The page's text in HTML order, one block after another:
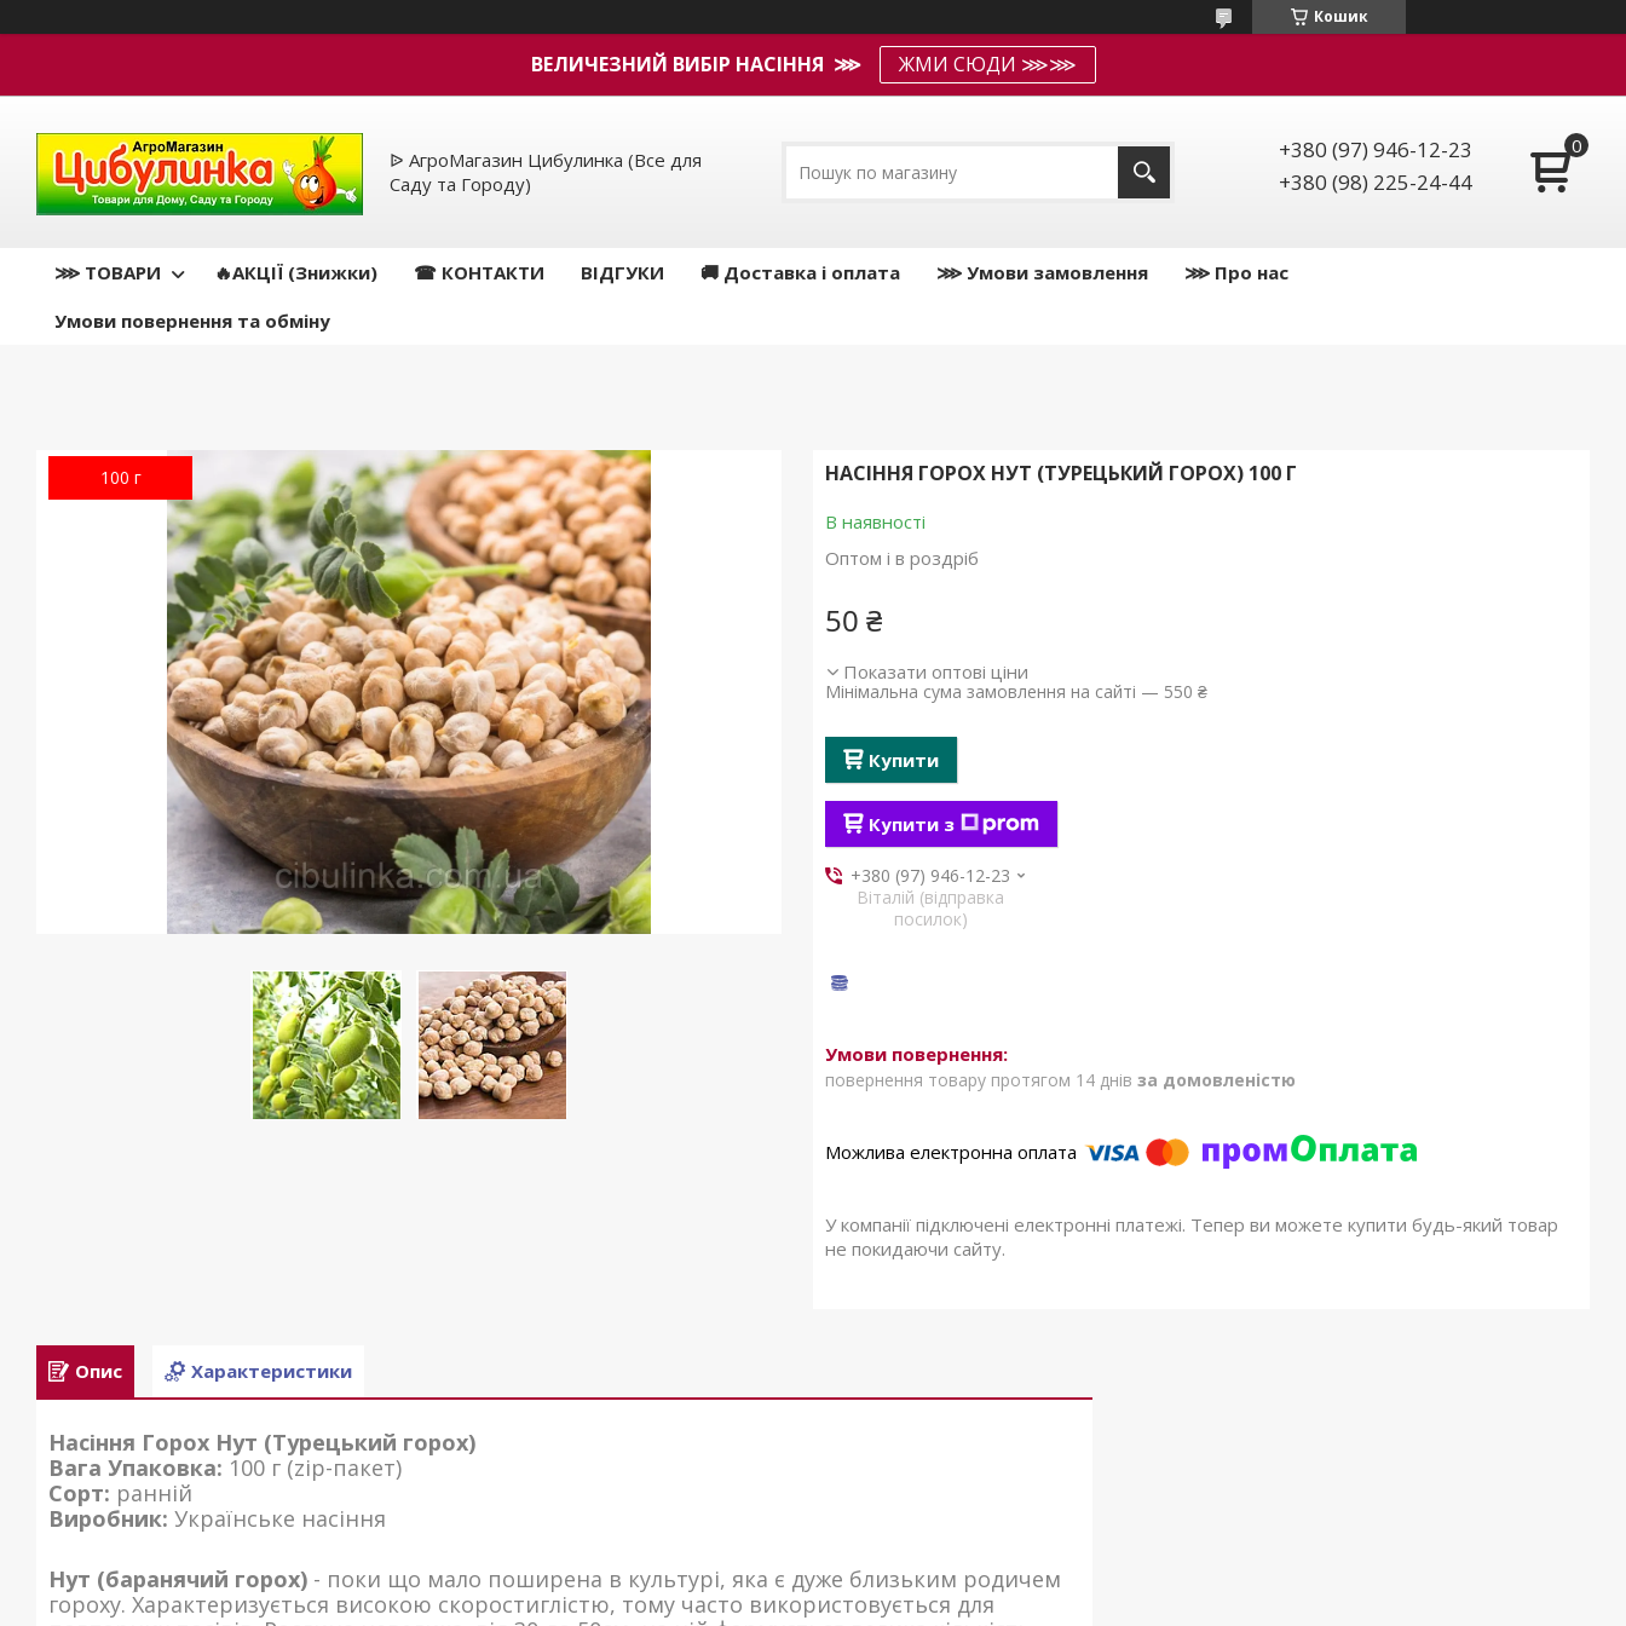
Кошик
ВЕЛИЧЕЗНИЙ ВИБІР НАСІННЯ ⋙ ЖМИ СЮДИ ⋙⋙
ᐉ АгроМагазин Цибулинка (Все для
Саду та Городу)
+380 (97) 946-12-23
+380 (98) 225-24-44
⋙ ТОВАРИ 🔥АКЦІЇ (Знижки) ☎ КОНТАКТИ ВІДГУКИ 🚚 Доставка і оплата ⋙ Умови замовлення
⋙ Про нас
Умови повернення та обміну
100 г НАСІННЯ ГОРОХ НУТ (ТУРЕЦЬКИЙ ГОРОХ) 100 Г
В наявності
Оптом і в роздріб
50 ₴
Показати оптові ціни
Мінімальна сума замовлення на сайті — 550 ₴
Купити
Купити з
+380 (97) 946-12-23
Віталій (відправка
посилок)
повернення товару протягом 14 днів за домовленістю
У компанії підключені електронні платежі. Тепер ви можете купити будь-який товар
не покидаючи сайту.
Опис Характеристики
Насіння Горох Нут (Турецький горох)
Вага Упаковка: 100 г (zip-пакет)
Сорт: ранній
Виробник: Українське насіння
Нут (баранячий горох) - поки що мало поширена в культурі, яка є дуже близьким родичем
гороху. Характеризується високою скоростиглістю, тому часто використовується для